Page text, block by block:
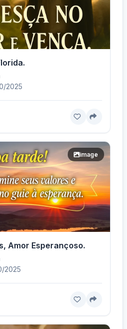
2025
image
Amor Esperançoso.
2025